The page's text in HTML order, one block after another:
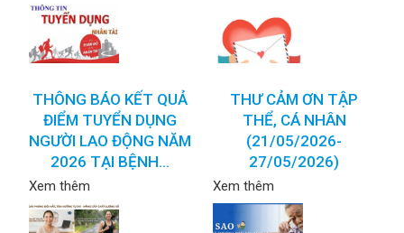
THÔNG BÁO KẾT QUẢ
ĐIỂM TUYỂN DỤNG
NGƯỜI LAO ĐỘNG NĂM
2026 TẠI BỆNH...
Xem thêm
THƯ CẢM ƠN TẬP
THỂ, CÁ NHÂN
(21/05/2026-
27/05/2026)
Xem thêm